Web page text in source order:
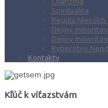
Spiritualita
Regula
Dejiny
Dejiny
Rytierstvo
Kontakty
Kľúč k víťazstvám